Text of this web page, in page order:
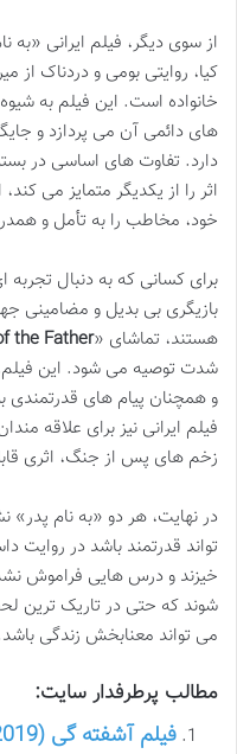
کیا، روایتی بومی و دردناک از
خانواده است. این فیلم به
های دائمی آن می پردازد و
دارد. تفاوت های اساسی در
اثر را از یکدیگر متمایز می
خود، مخاطب را به تأمل و
برای کسانی که به دنبال
بازیگری بی بدیل و مضامینی
هستند، تماشای «the Father
شدت توصیه می شود. این
و همچنان پیام های قدرتمندی
فیلم ایرانی نیز برای علاقه
زخم های پس از جنگ، اثری
در نهایت، هر دو «به نام
تواند قدرتمند باشد در روایت
خیزند و درس هایی فراموش
شوند که حتی در تاریک ترین
می تواند معنابخش زندگی
مطالب پرطرفدار سایت:
فیلم آشفته گی (2019): معرفی و نقد کامل